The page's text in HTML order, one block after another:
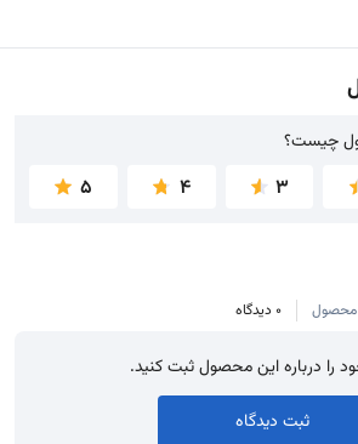
چیست؟
چیست؟
3
4
5
محصول 0 دیدگاه
را درباره این محصول ثبت کنید.
ثبت دیدگاه